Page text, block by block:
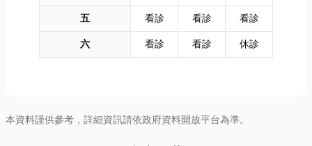
五
看診 看診
看診
六
看診 看診 休診
本資料謹供參考，詳細資訊請依政府資料開放平台為準。